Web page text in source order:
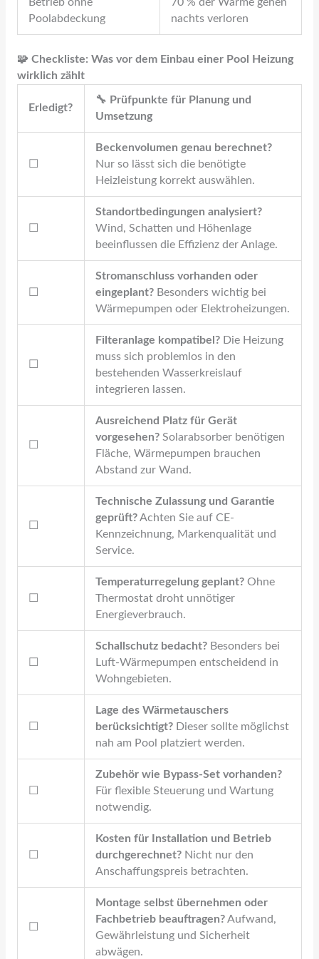
Betrieb ohne
Poolabdeckung
70 % der Wärme gehen
nachts verloren
🧩 Checkliste: Was vor dem Einbau einer Pool Heizung
wirklich zählt
Erledigt?
🔧 Prüfpunkte für Planung und
Umsetzung
☐
Beckenvolumen genau berechnet?
Nur so lässt sich die benötigte
Heizleistung korrekt auswählen.
☐
Standortbedingungen analysiert?
Wind, Schatten und Höhenlage
beeinflussen die Effizienz der Anlage.
☐
Stromanschluss vorhanden oder
eingeplant? Besonders wichtig bei
Wärmepumpen oder Elektroheizungen.
☐
Filteranlage kompatibel? Die Heizung
muss sich problemlos in den
bestehenden Wasserkreislauf
integrieren lassen.
☐
Ausreichend Platz für Gerät
vorgesehen? Solarabsorber benötigen
Fläche, Wärmepumpen brauchen
Abstand zur Wand.
☐
Technische Zulassung und Garantie
geprüft? Achten Sie auf CE-
Kennzeichnung, Markenqualität und
Service.
☐
Temperaturregelung geplant? Ohne
Thermostat droht unnötiger
Energieverbrauch.
☐
Schallschutz bedacht? Besonders bei
Luft-Wärmepumpen entscheidend in
Wohngebieten.
☐
Lage des Wärmetauschers
berücksichtigt? Dieser sollte möglichst
nah am Pool platziert werden.
☐
Zubehör wie Bypass-Set vorhanden?
Für flexible Steuerung und Wartung
notwendig.
☐
Kosten für Installation und Betrieb
durchgerechnet? Nicht nur den
Anschaffungspreis betrachten.
☐
Montage selbst übernehmen oder
Fachbetrieb beauftragen? Aufwand,
Gewährleistung und Sicherheit
abwägen.